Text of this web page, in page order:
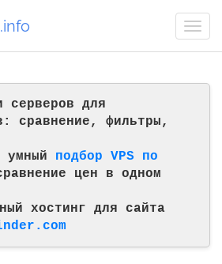
серверов для
сравнение, фильтры,
умный подбор VPS по
цен в одном
хостинг для сайта